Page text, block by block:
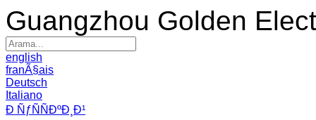
Guangzhou Golden
english
franÃ§ais
Deutsch
Italiano
Ð ÑƒÑÑÐºÐ¸Ð¹